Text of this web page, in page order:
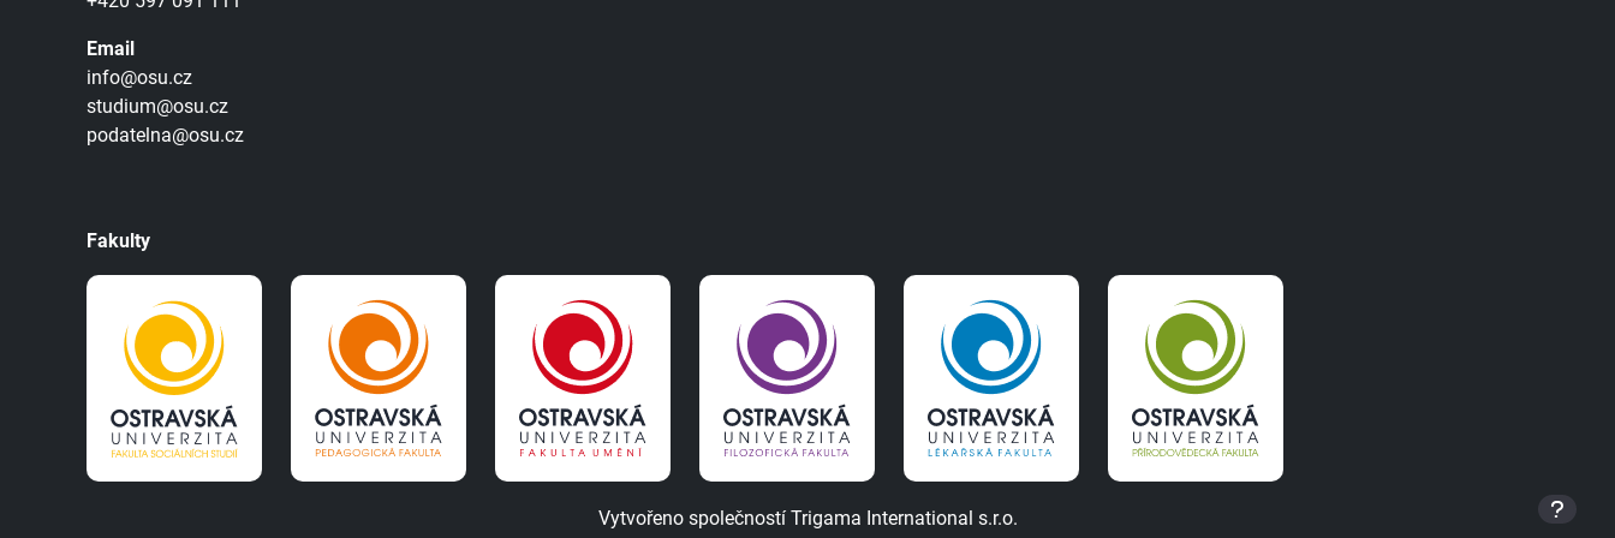
Email
info@osu.cz
studium@osu.cz
podatelna@osu.cz
Fakulty
Vytvořeno společností Trigama International s.r.o.